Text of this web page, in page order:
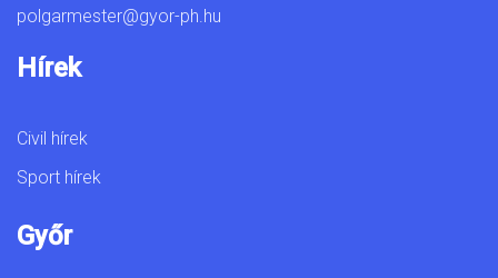
polgarmester@gyor-ph.hu
Hírek
Civil hírek
Sport hírek
Győr